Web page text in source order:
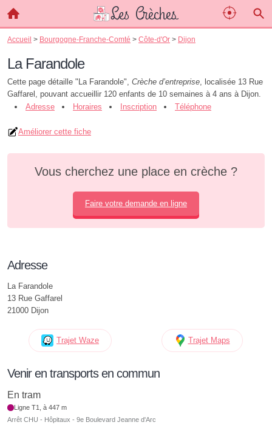
Accueil > Bourgogne-Franche-Comté > Côte-d'Or > Dijon
La Farandole
Cette page détaille "La Farandole", Crèche d’entreprise, localisée 13 Rue
Gaffarel, pouvant accueillir 120 enfants de 10 semaines à 4 ans à Dijon.
Adresse
Horaires Inscription Téléphone
Améliorer cette fiche
Vous cherchez une place en crèche ?
Faire votre demande en ligne
Adresse
La Farandole
13 Rue Gaffarel
21000 Dijon
Trajet Waze Trajet Maps
Venir en transports en commun
En tram
Ligne T1, à 447 m
Arrêt CHU - Hôpitaux - 9e Boulevard Jeanne d'Arc